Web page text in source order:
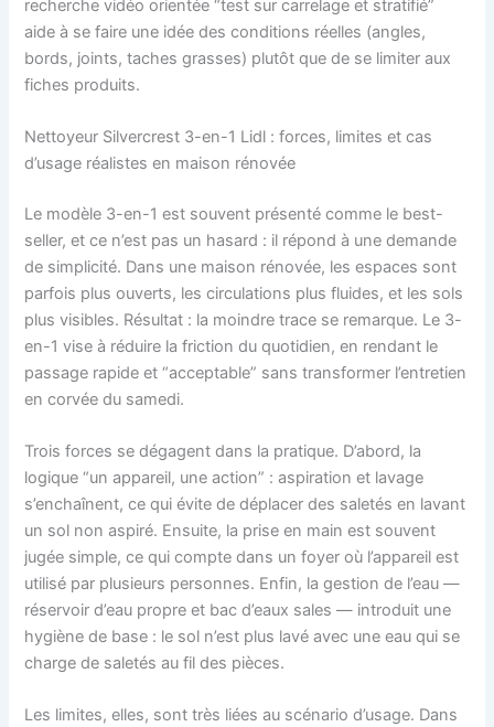
recherche vidéo orientée “test sur carrelage et stratifié”
aide à se faire une idée des conditions réelles (angles,
bords, joints, taches grasses) plutôt que de se limiter aux
fiches produits.
Nettoyeur Silvercrest 3-en-1 Lidl : forces, limites et cas
d’usage réalistes en maison rénovée
Le modèle 3-en-1 est souvent présenté comme le best-
seller, et ce n’est pas un hasard : il répond à une demande
de simplicité. Dans une maison rénovée, les espaces sont
parfois plus ouverts, les circulations plus fluides, et les sols
plus visibles. Résultat : la moindre trace se remarque. Le 3-
en-1 vise à réduire la friction du quotidien, en rendant le
passage rapide et “acceptable” sans transformer l’entretien
en corvée du samedi.
Trois forces se dégagent dans la pratique. D’abord, la
logique “un appareil, une action” : aspiration et lavage
s’enchaînent, ce qui évite de déplacer des saletés en lavant
un sol non aspiré. Ensuite, la prise en main est souvent
jugée simple, ce qui compte dans un foyer où l’appareil est
utilisé par plusieurs personnes. Enfin, la gestion de l’eau —
réservoir d’eau propre et bac d’eaux sales — introduit une
hygiène de base : le sol n’est plus lavé avec une eau qui se
charge de saletés au fil des pièces.
Les limites, elles, sont très liées au scénario d’usage. Dans